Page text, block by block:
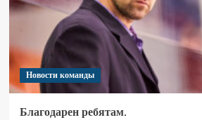
Новости команды
Благодарен ребятам.